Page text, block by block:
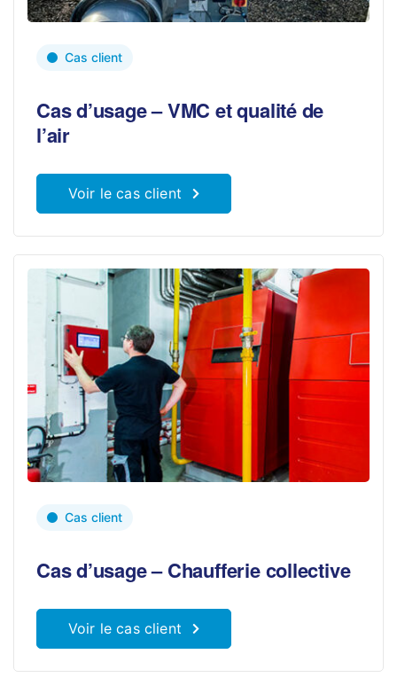
Cas client
Cas d’usage – VMC et qualité de
l’air
Voir le cas client
Cas client
Cas d’usage – Chaufferie collective
Voir le cas client